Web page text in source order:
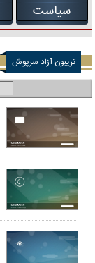
سیاست
تریبون آزاد سرپوش